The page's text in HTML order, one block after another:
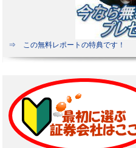
⇒ この無料レポートの特典です！